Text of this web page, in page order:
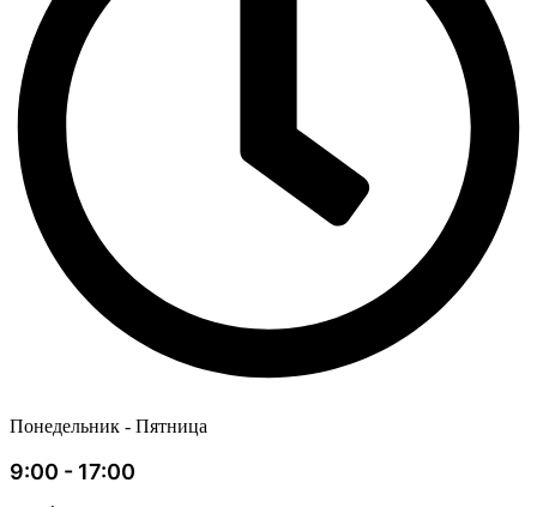
Понедельник - Пятница
9:00 - 17:00